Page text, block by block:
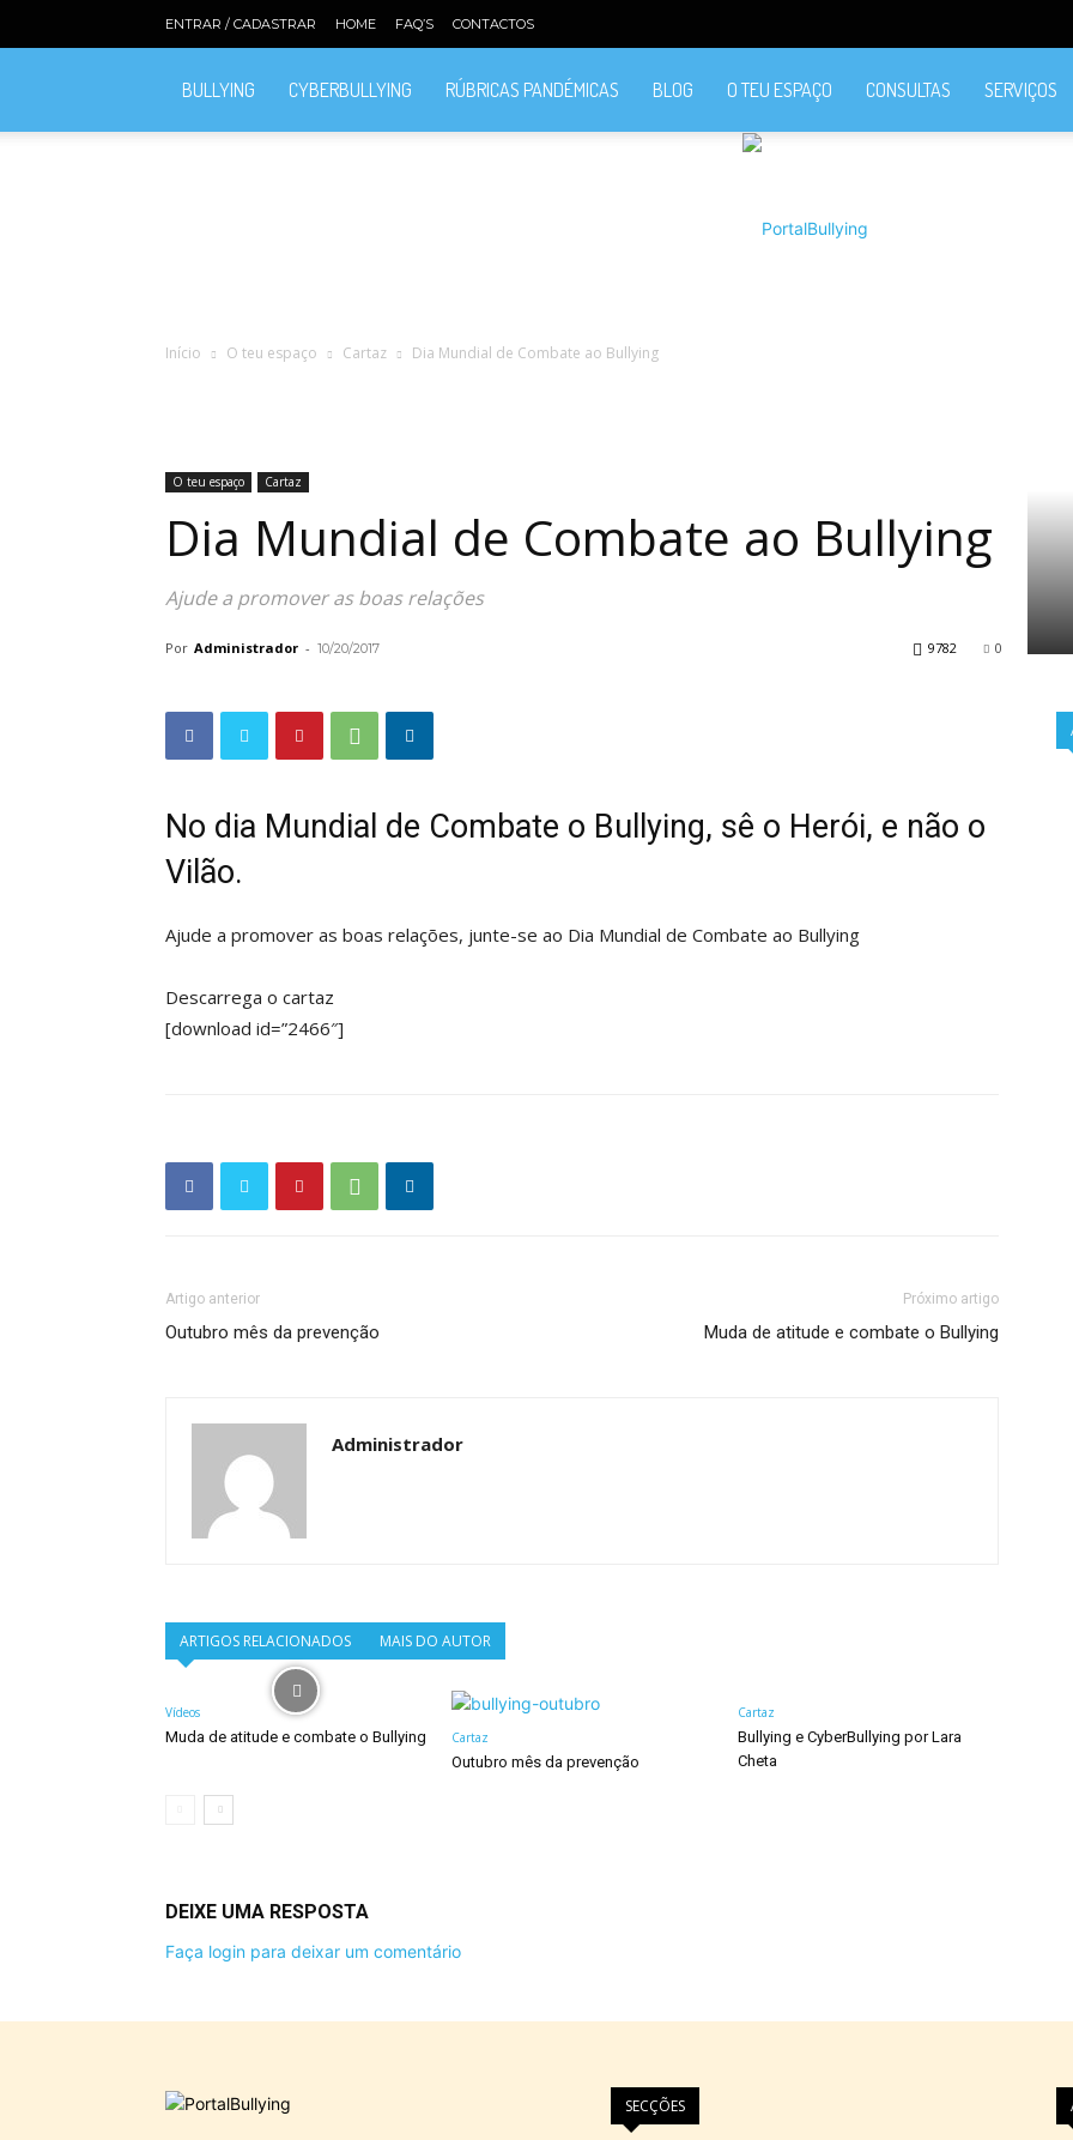
ENTRAR / CADASTRAR HOME FAQ’S CONTACTOS
BULLYING CYBERBULLYING RÚBRICAS PANDÉMICAS BLOG O TEU ESPAÇO CONSULTAS SERVIÇOS
Início O teu espaço Cartaz Dia Mundial de Combate ao Bullying
O teu espaço Cartaz
Dia Mundial de Combate ao Bullying
Ajude a promover as boas relações
Por Administrador - 10/20/2017 0
9782
No dia Mundial de Combate o Bullying, sê o Herói, e não o
Vilão.
Ajude a promover as boas relações, junte-se ao Dia Mundial de Combate ao Bullying
Descarrega o cartaz
[download id=”2466″]
Artigo anterior
Outubro mês da prevenção
Próximo artigo
Muda de atitude e combate o Bullying
Administrador
ARTIGOS RELACIONADOS MAIS DO AUTOR
Vídeos
Muda de atitude e combate o Bullying Cartaz
Outubro mês da prevenção
Cartaz
Bullying e CyberBullying por Lara
Cheta
DEIXE UMA RESPOSTA
Faça login para deixar um comentário
SECÇÕES